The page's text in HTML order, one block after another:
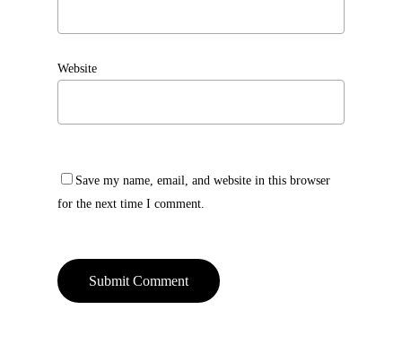
Website
Save my name, email, and website in this browser
for the next time I comment.